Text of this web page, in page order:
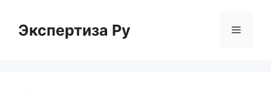
содержимому
Экспертиза Ру Меню